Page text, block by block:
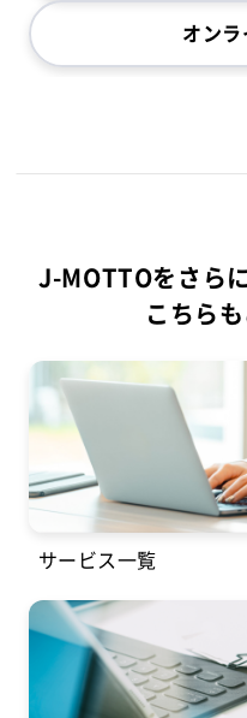
オン
J-MOTTOをさら
こちら
サービス一覧